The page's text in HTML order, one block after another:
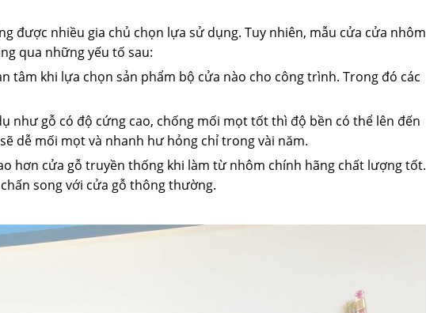
được nhiều gia chủ chọn lựa sử dụng. Tuy nhiên, mẫu cửa cửa nhôm
qua những yếu tố sau:
tâm khi lựa chọn sản phẩm bộ cửa nào cho công trình. Trong đó các
như gỗ có độ cứng cao, chống mối mọt tốt thì độ bền có thể lên đến
dễ mối mọt và nhanh hư hỏng chỉ trong vài năm.
hơn cửa gỗ truyền thống khi làm từ nhôm chính hãng chất lượng tốt.
song với cửa gỗ thông thường.